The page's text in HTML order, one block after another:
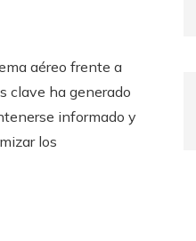
aéreo frente a
clave ha generado
informado y
los